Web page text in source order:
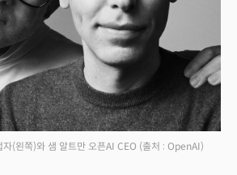
(왼쪽)와 샘 알트만 오픈AI CEO (출처 : OpenAI)